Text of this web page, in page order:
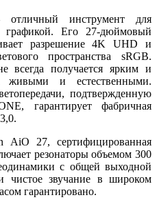
инструмент для
графикой. Его 27-дюймовый
разрешение 4K UHD и
пространства sRGB.
всегда получается ярким и
живыми и естественными.
подтвержденную
гарантирует фабричная
AiO 27, сертифицированная
резонаторы объемом 300
с общей выходной
звучание в широком
гарантировано.